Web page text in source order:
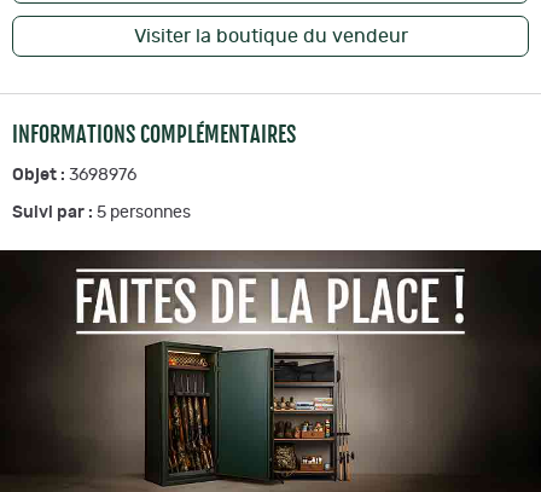
Visiter la boutique du vendeur
INFORMATIONS COMPLÉMENTAIRES
Objet : 3698976
Suivi par : 5 personnes